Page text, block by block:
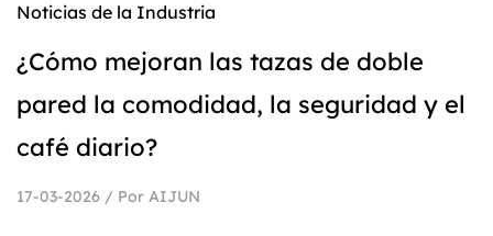
Noticias de la Industria
¿Cómo mejoran las tazas de doble
pared la comodidad, la seguridad y el
café diario?
17-03-2026 / Por AIJUN